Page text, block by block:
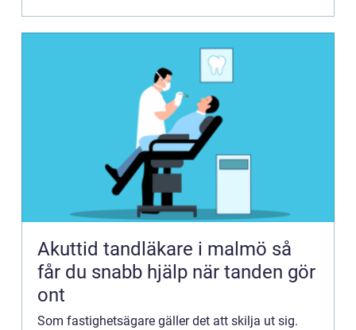
Akuttid tandläkare i malmö så
får du snabb hjälp när tanden gör
ont
Som fastighetsägare gäller det att skilja ut sig.